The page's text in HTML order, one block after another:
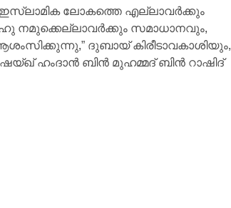
ലോകത്തെ എല്ലാവർക്കും
സമാധാനവും,
ദുബായ് കിരീടാവകാശിയും,
ഹംദാൻ ബിൻ മുഹമ്മദ് ബിൻ റാഷിദ്